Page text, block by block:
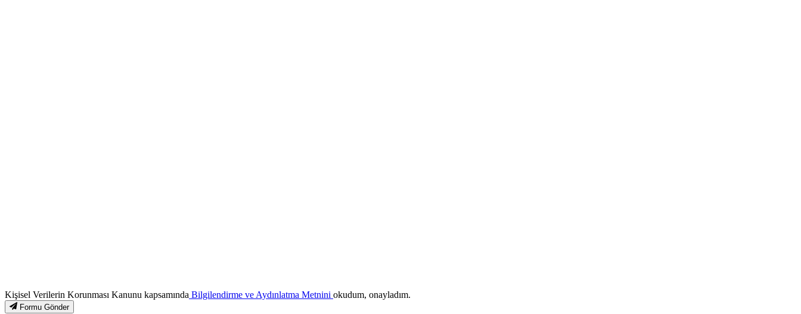
Kişisel Verilerin Korunması Kanunu kapsamında Bilgilendirme ve Aydınlatma Metnini okudum, onayladım.
Formu Gönder